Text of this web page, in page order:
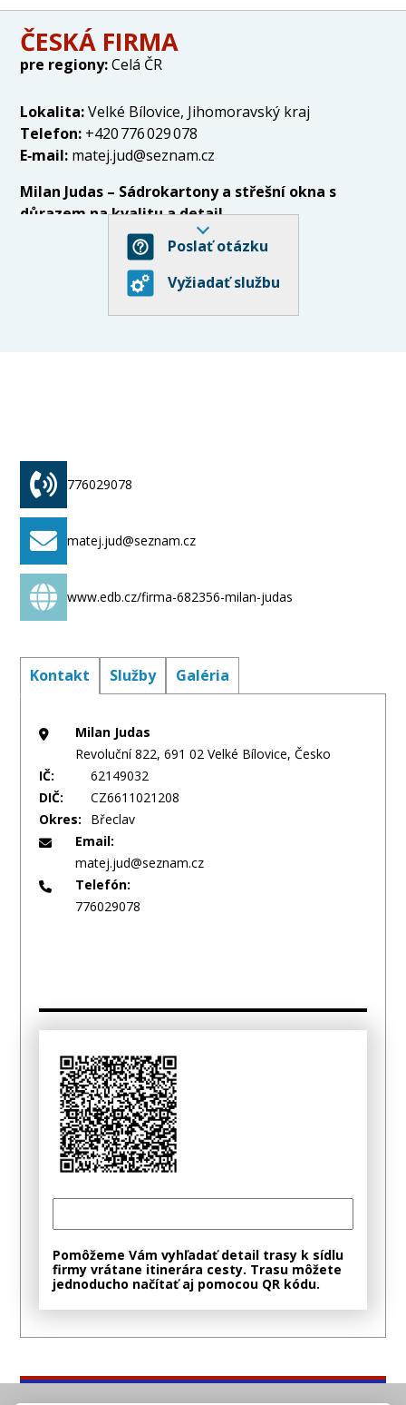
ČESKÁ FIRMA
pre regiony:Celá ČR
Lokalita:Velké Bílovice, Jihomoravský kraj
Telefon: +420 776 029 078
E‑mail: matej.jud@seznam.cz
Milan Judas – Sádrokartony a střešní okna s
důrazem na kvalitu a detail
Přemýšlíte o půdní vestavbě, montáži
sádrokartonových příček nebo nových střešních
Milan Judas z Velkých Bílovic
specializuje na sádrokartonářské práce a odbornou
férový přístup a výsledky, které odpovídají jak
stavebním normám, tak estetickým nárokům
současného bydlení.
Co všechno zajistíme:
Sádrokartonářské práce
Půdní vestavby a snižování stropů
Výstavba příček a kazetových stropů
konstrukcí
Montáž střešních oken a příslušenství
Instalace značek
Montáž rolet, žaluzií, sítí proti hmyzu
Důraz na správné zateplení a komfortní ovládání
Když chcete spolehlivého řemeslníka, který ví, co dělá,
a dodrží, co slíbí. Milan Judas nabízí komplexní řešení
od návrhu až po precizní dokončení zakázky.
s kvalitními materiály
protipožární systémy a klade důraz na čisté a
bezpečné provedení každého detailu.
Spolupracuje s ověřenými dodavateli a garantuje, že
výsledek bude nejen funkční, ale i vizuálně
přesvědčivý. Ať už řešíte novou vestavbu, výměnu
komplikací.
matej.jud@seznam.cza domluvte si konzultaci
zdarma. Probereme vaše představy, navrhneme
Poslať otázku
Vyžiadať službu
776029078
matej.jud@seznam.cz
www.edb.cz/firma-682356-milan-judas
Kontakt Služby Galéria
Milan Judas
Revoluční 822, 691 02 Velké Bílovice, Česko
IČ:
62149032
DIČ:
CZ6611021208
Okres:
Břeclav
Email:
matej.jud@seznam.cz
Telefón:
776029078
Pomôžeme Vám vyhľadať detail trasy k sídlu
firmy vrátane itinerára cesty. Trasu môžete
jednoducho načítať aj pomocou QR kódu.